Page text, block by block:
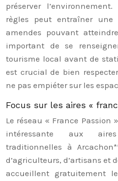
préserver
règles peut entraîner une
amendes pouvant
important de se
tourisme local avant de
est crucial de bien
ne pas empiéter sur les
Focus sur les aires «
Le réseau « France Passion
intéressante aux
traditionnelles à
d’agriculteurs, d’artisans et
accueillent gratuitement